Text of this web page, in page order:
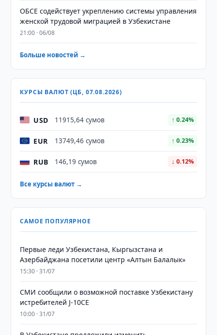
ОБСЕ содействует укреплению системы управления
женской трудовой миграцией в Узбекистане
21:00 · 06/08
Больше новостей →
КУРСЫ ВАЛЮТ (ЦБ, 07.08.2026)
USD 11915,64 сумов ↑ 0.24%
EUR 13749,46 сумов ↑ 0.23%
RUB 146,19 сумов ↓ 0.12%
Все курсы валют →
САМОЕ ПОПУЛЯРНОЕ
Первые леди Узбекистана, Кыргызстана и
Азербайджана посетили центр «Алтын Балалык»
15:30 · 31/07
СМИ сообщили о возможной поставке Узбекистану
истребителей J-10CE
10:00 · 31/07